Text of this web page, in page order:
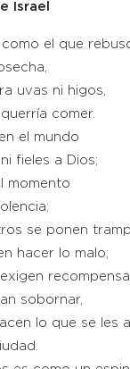
Israel
como el que
uvas ni higos,
comer.
el mundo
fieles a Dios;
momento
se ponen
hacer lo malo;
sobornar,
lo que se les